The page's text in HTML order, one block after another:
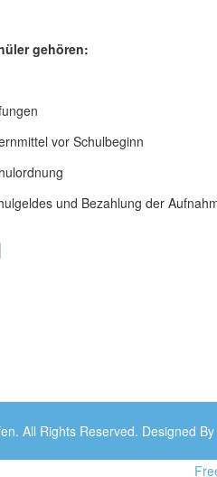
gehören:
vor Schulbeginn
und Bezahlung der
All Rights Reserved. Designed